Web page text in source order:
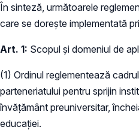
În sinteză, următoarele
care se dorește implementată
Art. 1: Scopul și domeniul de
(1) Ordinul reglementează
parteneriatului pentru sprijin
învățământ preuniversitar,
educației.